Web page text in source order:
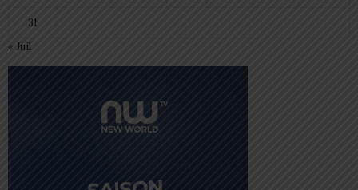
31
« Juil